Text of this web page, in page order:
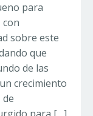
para
sobre este
que
de las
crecimiento